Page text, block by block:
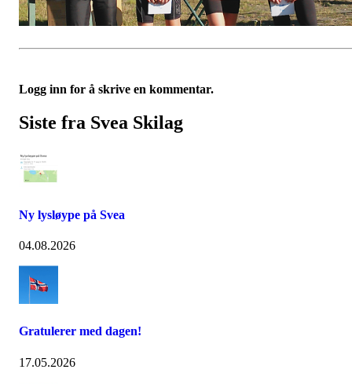
Logg inn for å skrive en kommentar.
Siste fra Svea Skilag
Ny lysløype på Svea
04.08.2026
Gratulerer med dagen!
17.05.2026